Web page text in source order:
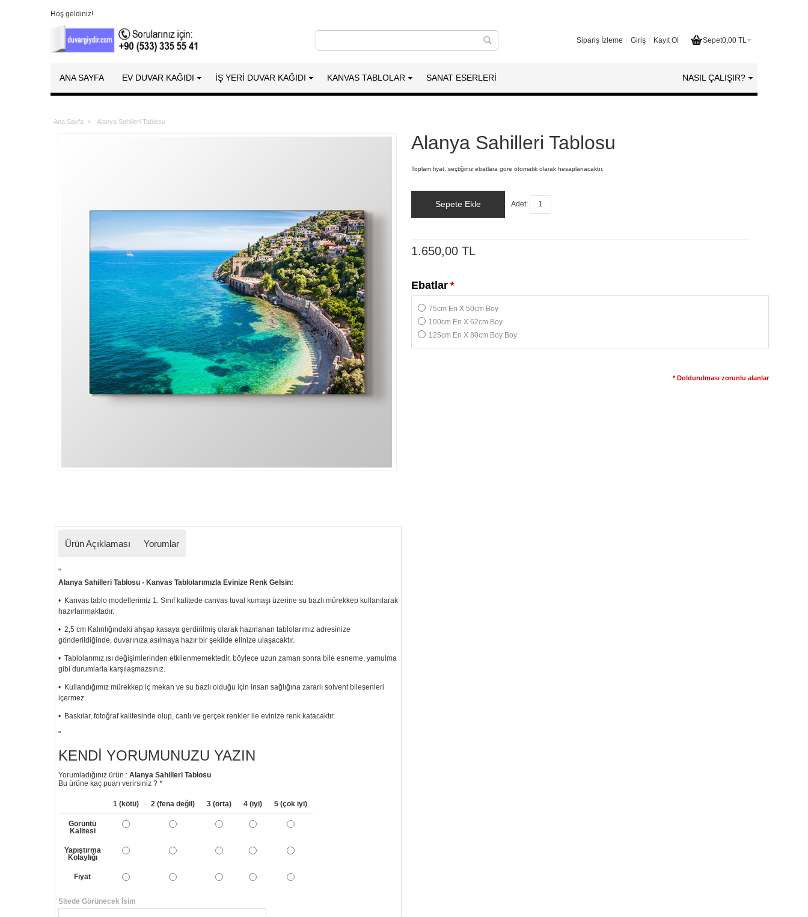
Hoş geldiniz!
Sepet0,00 TL
Sipariş İzleme Giriş Kayıt Ol
ANA SAYFA EV DUVAR KAĞIDI İŞ YERİ DUVAR KAĞIDI KANVAS TABLOLAR SANAT ESERLERI NASIL ÇALIŞIR?
Ana Sayfa » Alanya Sahilleri Tablosu
Alanya Sahilleri Tablosu
Toplam fiyat, seçtiğiniz ebatlara göre otomatik olarak hesaplanacaktır.
Sepete Ekle Adet:
1.650,00 TL
*
Ebatlar
75cm En X 50cm Boy
100cm En X 62cm Boy
125cm En X 80cm Boy Boy
* Doldurulması zorunlu alanlar
Ürün Açıklaması Yorumlar
"
Alanya Sahilleri Tablosu - Kanvas Tablolarımızla Evinize Renk Gelsin:
• Kanvas tablo modellerimiz 1. Sınıf kalitede canvas tuval kumaşı üzerine su bazlı mürekkep kullanılarak
hazırlanmaktadır.
• 2,5 cm Kalınlığındaki ahşap kasaya gerdirilmiş olarak hazırlanan tablolarımız adresinize
gönderildiğinde, duvarınıza asılmaya hazır bir şekilde elinize ulaşacaktır.
• Tablolarımız ısı değişimlerinden etkilenmemektedir, böylece uzun zaman sonra bile esneme, yamulma
gibi durumlarla karşılaşmazsınız.
• Kullandığımız mürekkep iç mekan ve su bazlı olduğu için insan sağlığına zararlı solvent bileşenleri
içermez.
• Baskılar, fotoğraf kalitesinde olup, canlı ve gerçek renkler ile evinize renk katacaktır.
"
KENDI YORUMUNUZU YAZIN
Yorumladığınız ürün : Alanya Sahilleri Tablosu
Bu ürüne kaç puan verirsiniz ? *
1 (kötü) 2 (fena değil) 3 (orta) 4 (iyi) 5 (çok iyi)
Görüntü
Kalitesi
Yapıştırma
Kolaylığı
Fiyat
Sitede Görünecek İsim